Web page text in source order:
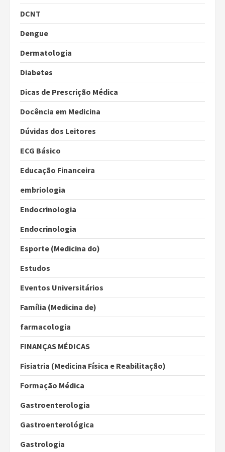
DCNT
Dengue
Dermatologia
Diabetes
Dicas de Prescrição Médica
Docência em Medicina
Dúvidas dos Leitores
ECG Básico
Educação Financeira
embriologia
Endocrinologia
Endocrinologia
Esporte (Medicina do)
Estudos
Eventos Universitários
Família (Medicina de)
farmacologia
FINANÇAS MÉDICAS
Fisiatria (Medicina Física e Reabilitação)
Formação Médica
Gastroenterologia
Gastroenterológica
Gastrologia